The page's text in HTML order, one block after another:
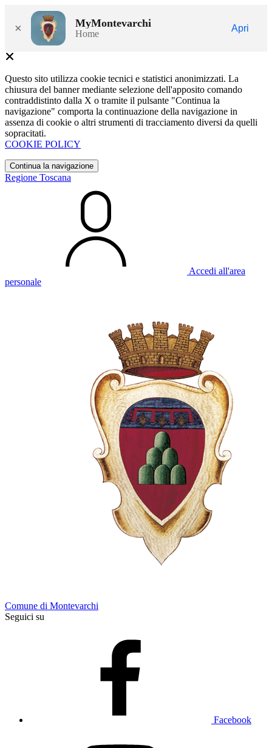
× MyMontevarchi
Home
Apri
Questo sito utilizza cookie tecnici e statistici anonimizzati. La
chiusura del banner mediante selezione dell'apposito comando
contraddistinto dalla X o tramite il pulsante "Continua la
navigazione" comporta la continuazione della navigazione in
assenza di cookie o altri strumenti di tracciamento diversi da quelli
sopracitati.
COOKIE POLICY
Continua la navigazione
Regione Toscana
Accedi all'area
personale
Comune di Montevarchi
Seguici su
Facebook